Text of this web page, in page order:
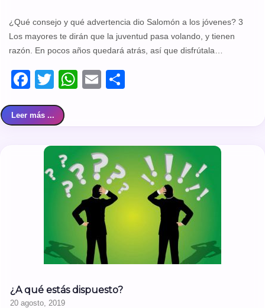
¿Qué consejo y qué advertencia dio Salomón a los jóvenes? 3
Los mayores te dirán que la juventud pasa volando, y tienen
razón. En pocos años quedará atrás, así que disfrútala…
Facebook
TwitterWhatsApp
Email
Leer más ...
¿A qué estás dispuesto?
20 agosto, 2019